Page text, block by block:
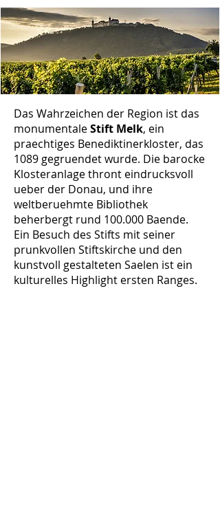
Das Wahrzeichen der Region ist das
monumentaleStift Melk, ein
praechtiges Benediktinerkloster, das
1089 gegruendet wurde. Die barocke
Klosteranlage thront eindrucksvoll
ueber der Donau, und ihre
weltberuehmte Bibliothek
beherbergt rund 100.000 Baende.
Ein Besuch des Stifts mit seiner
prunkvollen Stiftskirche und den
kunstvoll gestalteten Saelen ist ein
kulturelles Highlight ersten Ranges.